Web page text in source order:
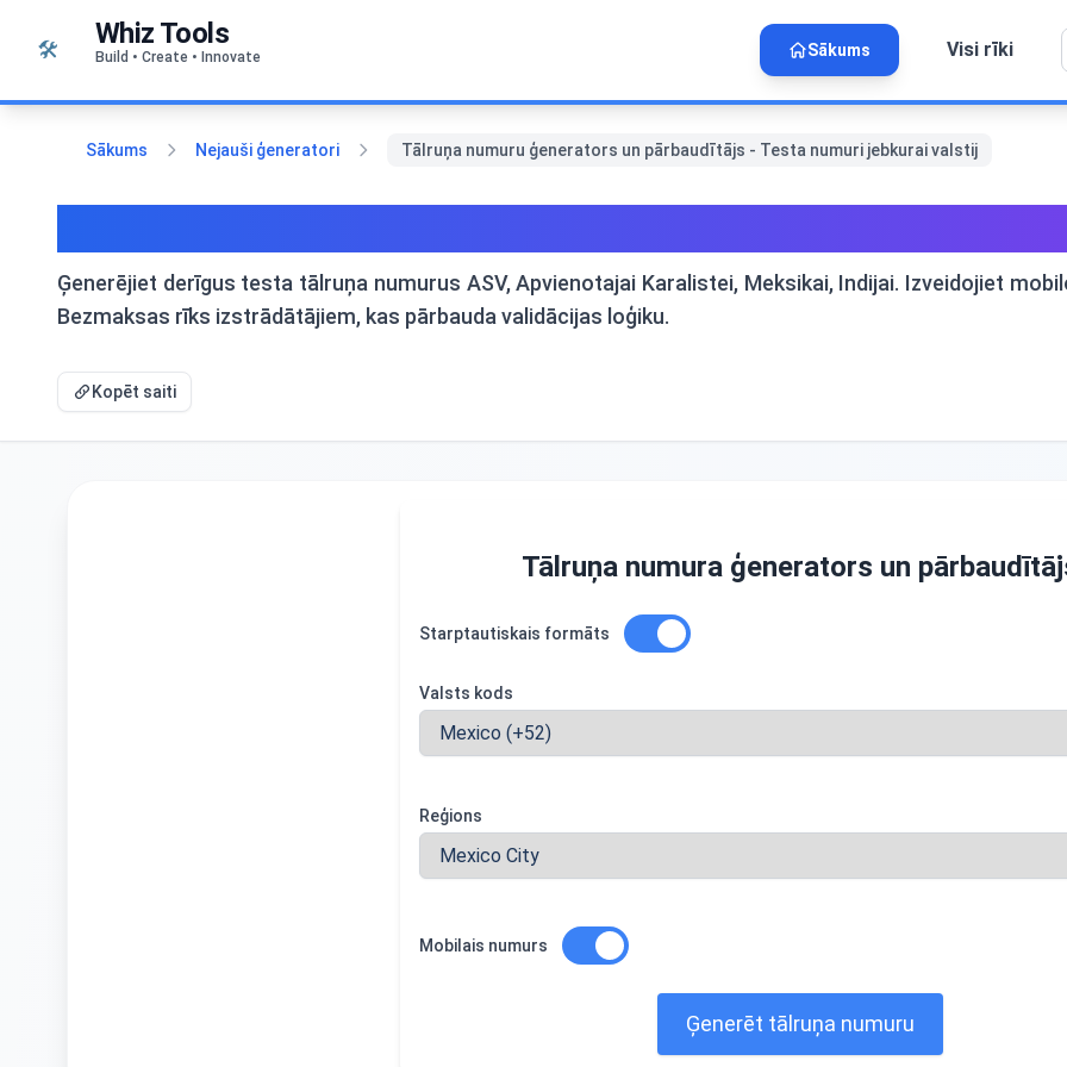
🛠️ Whiz Tools
Build • Create • Innovate Sākums Visi rīki
Sākums Nejauši ģeneratori Tālruņa numuru ģenerators un pārbaudītājs - Testa numuri jebkurai valstij
Ģenerējiet derīgus testa tālruņa numurus ASV, Apvienotajai Karalistei, Meksikai, Indijai. Izveidojiet
Bezmaksas rīks izstrādātājiem, kas pārbauda validācijas loģiku.
Kopēt saiti
Tālruņa numura ģenerators un
Starptautiskais formāts
Valsts kods
Reģions
Mobilais numurs
Ģenerēt tālruņa numuru